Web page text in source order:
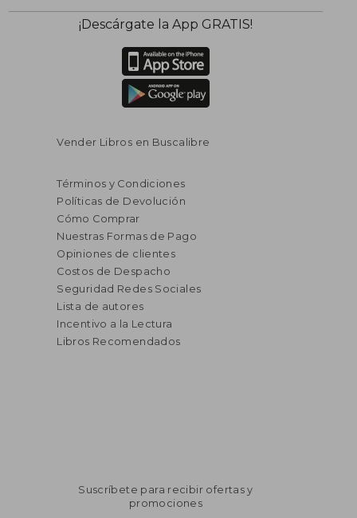
¡Descárgate la App GRATIS!
Vender Libros en Buscalibre
Términos y Condiciones
Políticas de Devolución
Cómo Comprar
Nuestras Formas de Pago
Opiniones de clientes
Costos de Despacho
Seguridad Redes Sociales
Lista de autores
Incentivo a la Lectura
Libros Recomendados
Suscríbete para recibir ofertas y
promociones